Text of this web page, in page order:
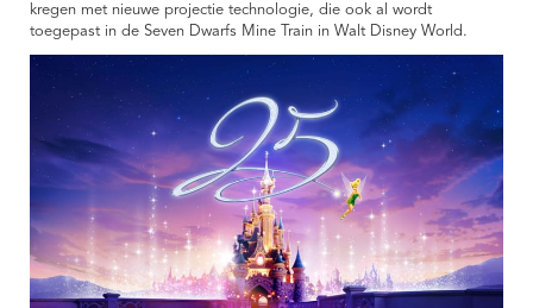
kregen met nieuwe projectie technologie, die ook al wordt
toegepast in de Seven Dwarfs Mine Train in Walt Disney World.